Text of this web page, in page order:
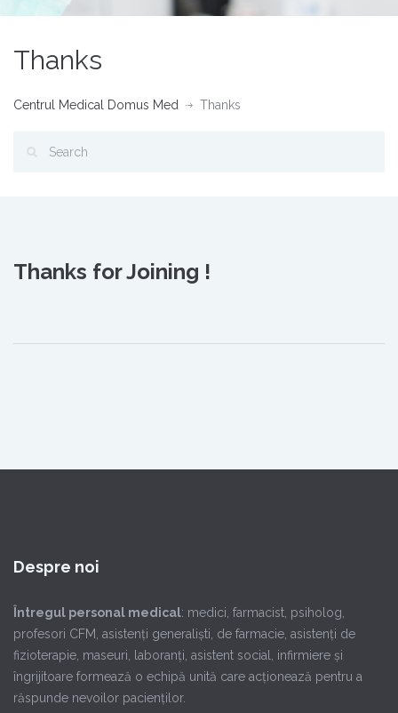
Thanks
Centrul Medical Domus Med Thanks
Thanks for Joining !
Despre noi
Întregul personal medical: medici, farmacist, psiholog,
profesori CFM, asistenţi generalişti, de farmacie, asistenţi de
fizioterapie, maseuri, laboranţi, asistent social, infirmiere şi
îngrijitoare formează o echipă unită care acţionează pentru a
răspunde nevoilor pacienţilor.